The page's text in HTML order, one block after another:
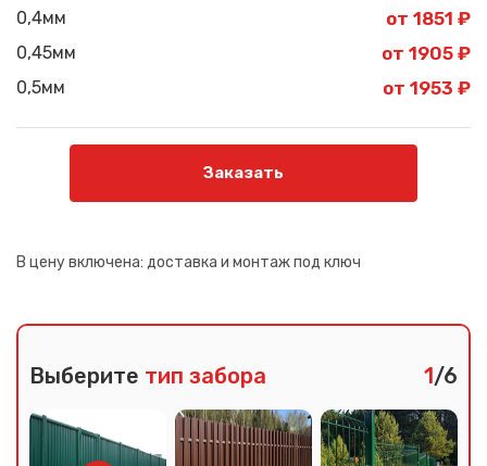
0,4мм от 1851 ₽
0,45мм от 1905 ₽
0,5мм от 1953 ₽
Заказать
В цену включена: доставка и монтаж под ключ
Выберите тип забора 1/6